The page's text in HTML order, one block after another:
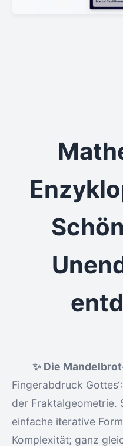
✨ Die
Fingerabdruck
der Fraktalgeometrie.
einfache iterative
Komplexität; ganz